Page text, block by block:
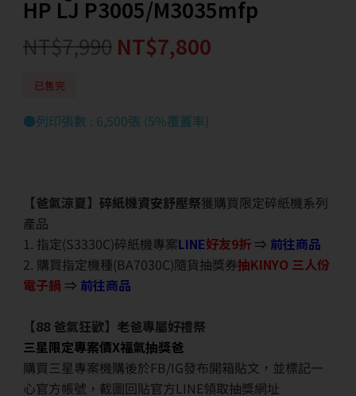
HP LJ P3005/M3035mfp
NT$7,990 NT$7,800
已售完
●列印張數 : 6,500張 (5%覆蓋率)
【爸氣涼夏】碎紙機資安舒壓祭獲購買限定碎紙機系列
產品
1. 指定(S3330C)碎紙機專案LINE好友9折 ⇒ 前往商品
2. 購買指定機種(BA7030C)隨貨抽獎券抽KINYO 三人份
電子鍋 ⇒ 前往商品
【88 爸氣狂歡】老爸專屬好禮祭
三星限定專案價X福氣抽獎爸
購買三星專案機購後於FB/IG發布開箱貼文，並標記一
心官方帳號，截圖回貼官方LINE領取抽獎網址